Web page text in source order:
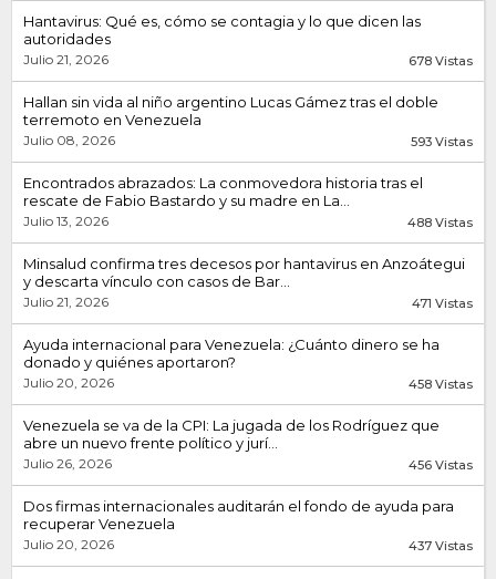
Hantavirus: Qué es, cómo se contagia y lo que dicen las
autoridades
Julio 21, 2026 678 Vistas
Hallan sin vida al niño argentino Lucas Gámez tras el doble
terremoto en Venezuela
Julio 08, 2026 593 Vistas
Encontrados abrazados: La conmovedora historia tras el
rescate de Fabio Bastardo y su madre en La...
Julio 13, 2026 488 Vistas
Minsalud confirma tres decesos por hantavirus en Anzoátegui
y descarta vínculo con casos de Bar...
Julio 21, 2026 471 Vistas
Ayuda internacional para Venezuela: ¿Cuánto dinero se ha
donado y quiénes aportaron?
Julio 20, 2026 458 Vistas
Venezuela se va de la CPI: La jugada de los Rodríguez que
abre un nuevo frente político y jurí...
Julio 26, 2026 456 Vistas
Dos firmas internacionales auditarán el fondo de ayuda para
recuperar Venezuela
Julio 20, 2026 437 Vistas